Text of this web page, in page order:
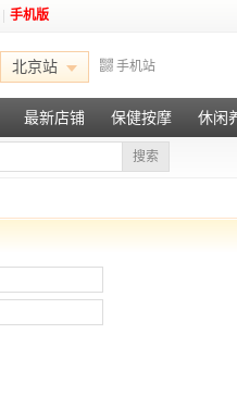
手机版
北京站 手机站
最新店铺 保健按摩 休闲
搜索